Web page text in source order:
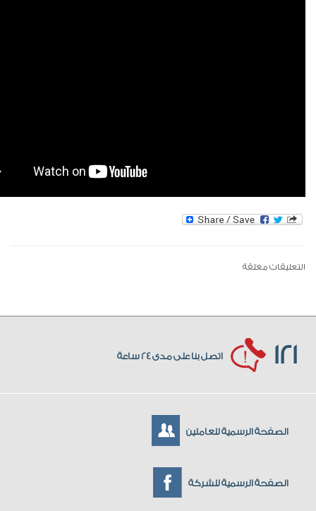
التعليقات مغلقة
121 اتصل بنا على مدى 24 ساعة
الصفحة الرسمية للعاملين
الصفحة الرسمية للشركة